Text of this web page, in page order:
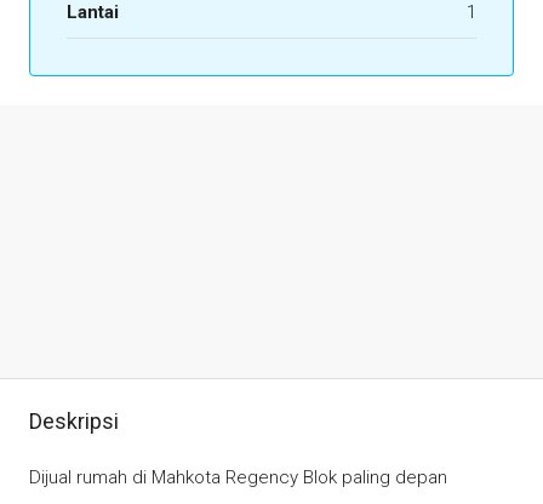
Lantai 1
Deskripsi
Dijual rumah di Mahkota Regency Blok paling depan